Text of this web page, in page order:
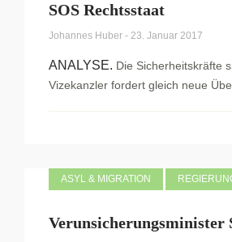
SOS Rechtsstaat
Johannes Huber - 23. Januar 2017
ANALYSE. Die Sicherheitskräfte
Vizekanzler fordert gleich neue
ASYL & MIGRATION
Verunsicherungsminister